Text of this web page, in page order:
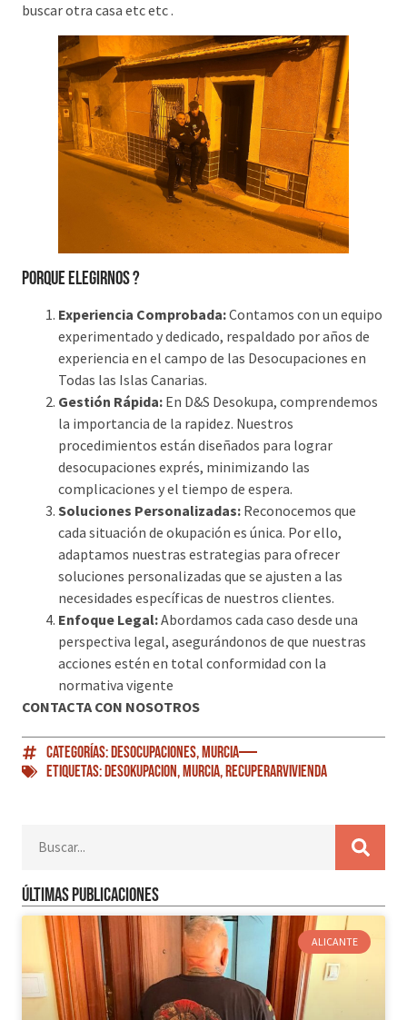
buscar otra casa etc etc .
PORQUE ELEGIRNOS ?
Experiencia Comprobada:Contamos con un equipo
experimentado y dedicado, respaldado por años de
experiencia en el campo de las Desocupaciones en
Todas las Islas Canarias.
Gestión Rápida: En D&S Desokupa, comprendemos
la importancia de la rapidez. Nuestros
procedimientos están diseñados para lograr
desocupaciones exprés, minimizando las
complicaciones y el tiempo de espera.
Soluciones Personalizadas: Reconocemos que
cada situación de okupación es única. Por ello,
adaptamos nuestras estrategias para ofrecer
soluciones personalizadas que se ajusten a las
necesidades específicas de nuestros clientes.
Enfoque Legal:Abordamos cada caso desde una
perspectiva legal, asegurándonos de que nuestras
acciones estén en total conformidad con la
normativa vigente
CONTACTA CON NOSOTROS
Categorías:Desocupaciones,Murcia
Etiquetas:Desokupacion,MURCIA,RecuperarVivienda
Últimas publicaciones
ALICANTE